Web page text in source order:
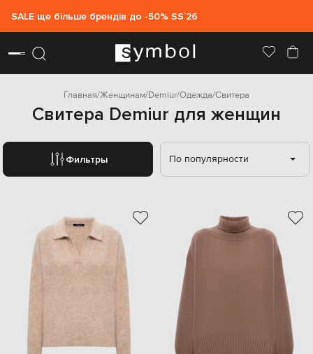
SALE ще більше брендів до -50% SS`26
Главная Женщинам Demiur Одежда Свитера
Свитера Demiur для женщин
Фильтры По популярности